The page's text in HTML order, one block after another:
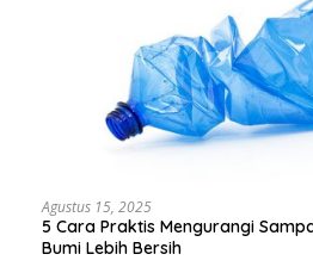
Agustus 15, 2025
5 Cara Praktis Mengurangi
Bumi Lebih Bersih